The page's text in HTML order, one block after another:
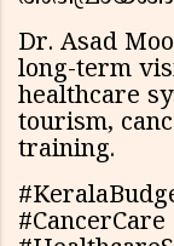
Dr. Asad
long-term
healthcare
tourism,
training.